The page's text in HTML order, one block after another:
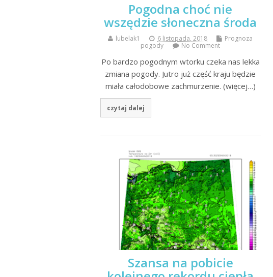
Pogodna choć nie
wszędzie słoneczna środa
lubelak1 6 listopada, 2018
Prognoza
pogody
No Comment
Po bardzo pogodnym wtorku czeka nas lekka
zmiana pogody. Jutro już część kraju będzie
miała całodobowe zachmurzenie. (więcej…)
czytaj dalej
Szansa na pobicie